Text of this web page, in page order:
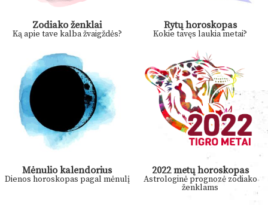
Zodiako ženklai
Ką apie tave kalba žvaigždės?
Rytų horoskopas
Kokie tavęs laukia metai?
Mėnulio kalendorius
Dienos horoskopas pagal mėnulį
2022 metų horoskopas
Astrologinė prognozė zodiako
ženklams